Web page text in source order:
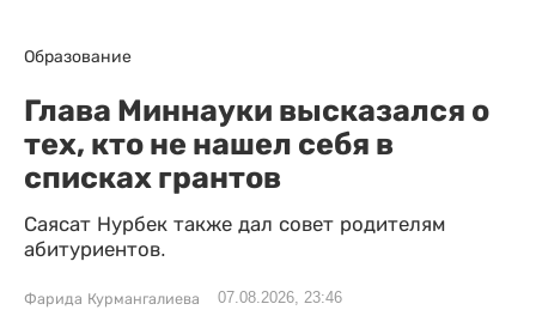
Образование
Глава Миннауки высказался о
тех, кто не нашел себя в
списках грантов
Саясат Нурбек также дал совет родителям
абитуриентов.
Фарида Курмангалиева 07.08.2026, 23:46